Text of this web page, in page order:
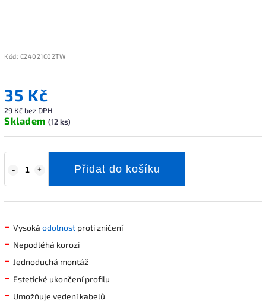
Kód: C24021C02TW
35 Kč
29 Kč bez DPH
Skladem (12 ks)
Přidat do košíku
- Vysoká odolnost proti zničení
- Nepodléhá korozi
- Jednoduchá montáž
- Estetické ukončení profilu
- Umožňuje vedení kabelů